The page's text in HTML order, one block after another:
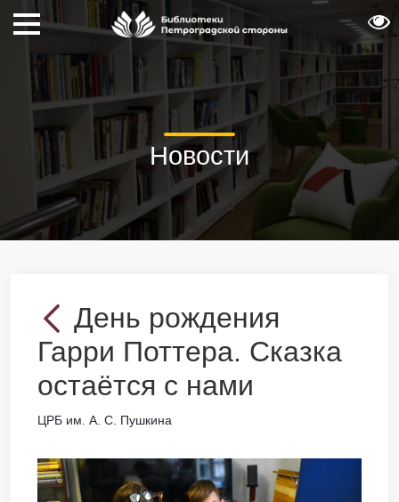
Новости
День рождения
Гарри Поттера. Сказка
остаётся с нами
ЦРБ им. А. С. Пушкина